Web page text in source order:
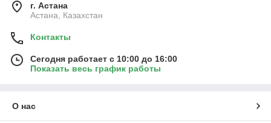
г. Астана
Астана, Казахстан
Контакты
Сегодня работает с 10:00 до 16:00
Показать весь график работы
О нас